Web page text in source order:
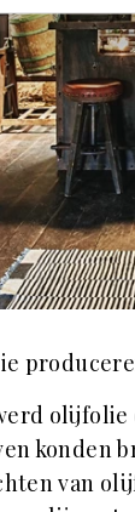
konden
van